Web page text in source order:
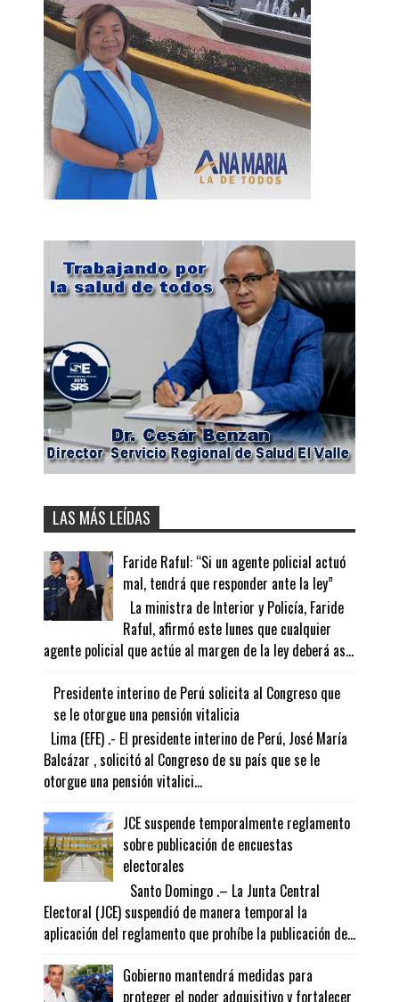
LAS MÁS LEÍDAS
Faride Raful: “Si un agente policial actuó
mal, tendrá que responder ante la ley”
La ministra de Interior y Policía, Faride
Raful, afirmó este lunes que cualquier
agente policial que actúe al margen de la ley deberá as...
Presidente interino de Perú solicita al Congreso que
se le otorgue una pensión vitalicia
Lima (EFE) .- El presidente interino de Perú, José María
Balcázar , solicitó al Congreso de su país que se le
otorgue una pensión vitalici...
JCE suspende temporalmente reglamento
sobre publicación de encuestas
electorales
Santo Domingo .– La Junta Central
Electoral (JCE) suspendió de manera temporal la
aplicación del reglamento que prohíbe la publicación de...
Gobierno mantendrá medidas para
proteger el poder adquisitivo y fortalecer